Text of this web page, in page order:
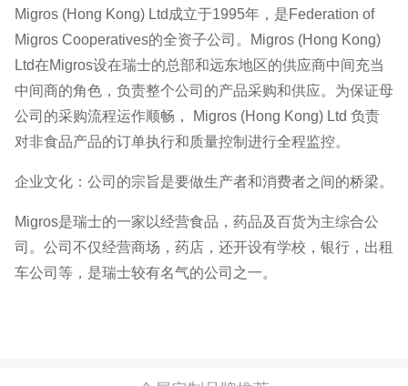
Migros (Hong Kong) Ltd成立于1995年，是Federation of
Migros Cooperatives的全资子公司。Migros (Hong Kong)
Ltd在Migros设在瑞士的总部和远东地区的供应商中间充当
中间商的角色，负责整个公司的产品采购和供应。为保证母
公司的采购流程运作顺畅， Migros (Hong Kong) Ltd 负责
对非食品产品的订单执行和质量控制进行全程监控。
企业文化：公司的宗旨是要做生产者和消费者之间的桥梁。
Migros是瑞士的一家以经营食品，药品及百货为主综合公
司。公司不仅经营商场，药店，还开设有学校，银行，出租
车公司等，是瑞士较有名气的公司之一。